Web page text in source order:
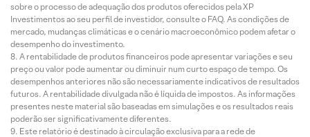
sobre o processo de adequação dos produtos oferecidos pela XP
Investimentos ao seu perfil de investidor, consulte o FAQ. As condições de
mercado, mudanças climáticas e o cenário macroeconômico podem afetar o
desempenho do investimento.
A rentabilidade de produtos financeiros pode apresentar variações e seu
preço ou valor pode aumentar ou diminuir num curto espaço de tempo. Os
desempenhos anteriores não são necessariamente indicativos de resultados
futuros. A rentabilidade divulgada não é líquida de impostos. As informações
presentes neste material são baseadas em simulações e os resultados reais
poderão ser significativamente diferentes.
Este relatório é destinado à circulação exclusiva para a rede de